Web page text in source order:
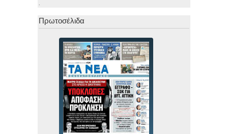
.
Πρωτοσέλιδα